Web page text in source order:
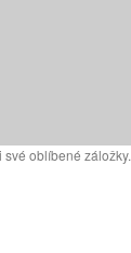
oblíbené záložky.